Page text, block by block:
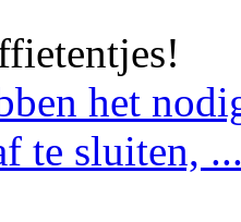
het
te sluiten,